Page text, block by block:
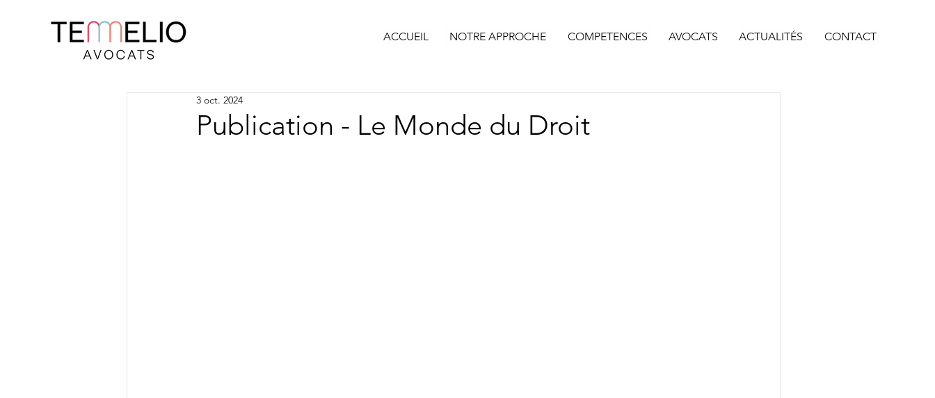
ACCUEIL NOTRE APPROCHE COMPETENCES AVOCATS ACTUALITÉS CONTACT
Publication - Le Monde du Droit
3 oct. 2024